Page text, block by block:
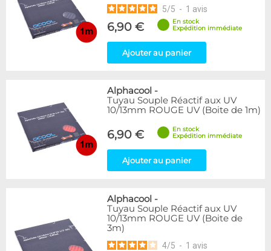
5/5 - 1 avis
6,90 €
En stock
Expédition immédiate
Ajouter au panier
Alphacool -
Tuyau Souple Réactif aux UV
10/13mm ROUGE UV (Boite de 1m)
6,90 €
En stock
Expédition immédiate
Ajouter au panier
Alphacool -
Tuyau Souple Réactif aux UV
10/13mm ROUGE UV (Boite de
3m)
4/5 - 1 avis